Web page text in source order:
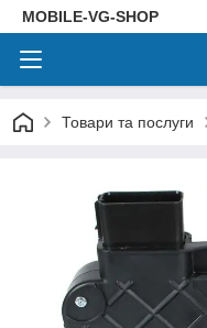
MOBILE-VG-SHOP
Товари та послуги